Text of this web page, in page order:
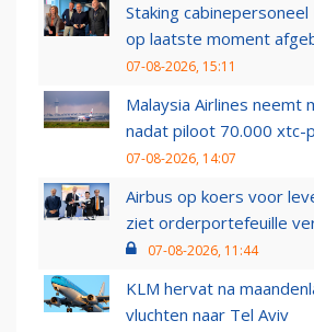
Staking cabinepersoneel
op laatste moment
07-08-2026, 15:11
Malaysia Airlines neemt
nadat piloot 70.000 xtc-
07-08-2026, 14:07
Airbus op koers voor
ziet orderportefeuille
07-08-2026, 11:44
KLM hervat na
vluchten naar Tel Aviv